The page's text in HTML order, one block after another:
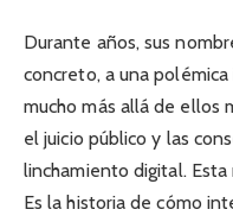
Durante años, sus
concreto, a una
mucho más allá de ellos
el juicio público y las
linchamiento digital.
Es la historia de cómo